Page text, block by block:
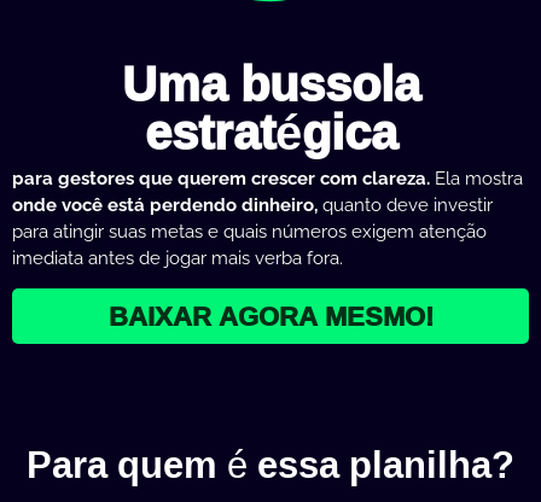
Uma bussola
estratégica
para gestores que querem crescer com clareza. Ela mostra
onde você está perdendo dinheiro, quanto deve investir
para atingir suas metas e quais números exigem atenção
imediata antes de jogar mais verba fora.
BAIXAR AGORA MESMO!
Para quem é essa planilha?